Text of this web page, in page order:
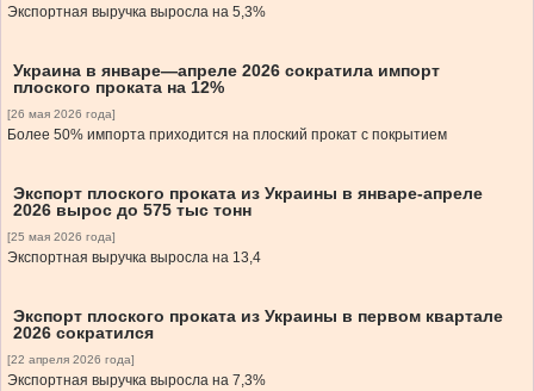
Экспортная выручка выросла на 5,3%
Украина в январе—апреле 2026 сократила импорт
плоского проката на 12%
[26 мая 2026 года]
Более 50% импорта приходится на плоский прокат с покрытием
Экспорт плоского проката из Украины в январе-апреле
2026 вырос до 575 тыс тонн
[25 мая 2026 года]
Экспортная выручка выросла на 13,4
Экспорт плоского проката из Украины в первом квартале
2026 сократился
[22 апреля 2026 года]
Экспортная выручка выросла на 7,3%